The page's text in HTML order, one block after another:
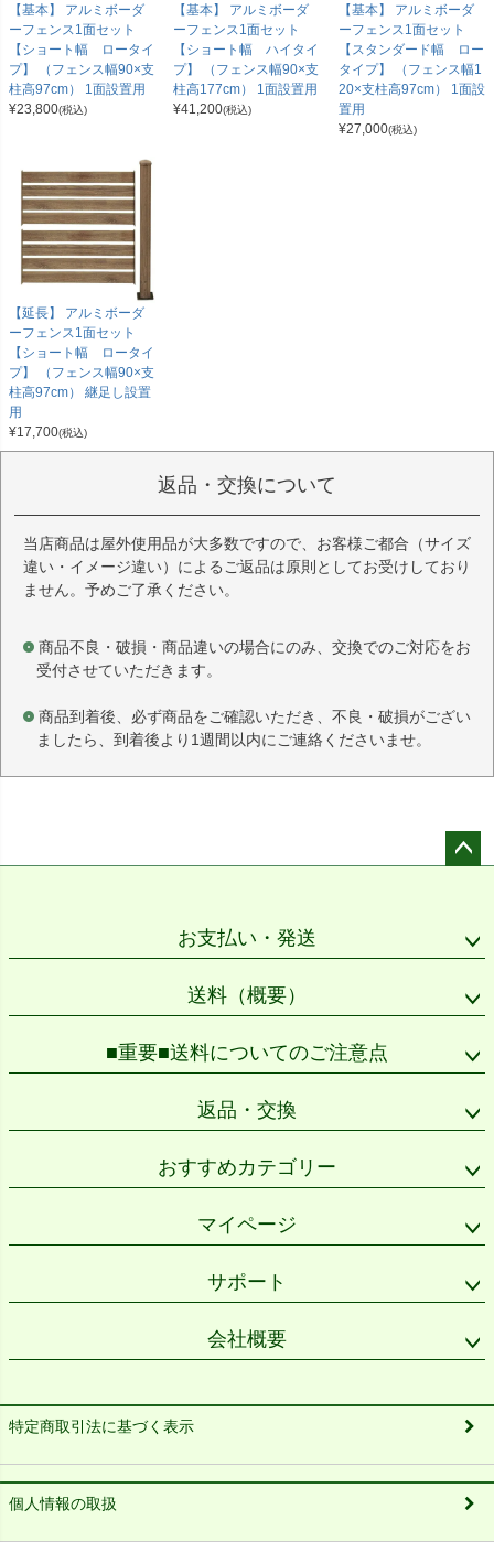
【基本】 アルミボーダ
ーフェンス1面セット
【ショート幅 ロータイ
プ】 （フェンス幅90×支
柱高97cm） 1面設置用
¥23,800(税込)
【基本】 アルミボーダ
ーフェンス1面セット
【ショート幅 ハイタイ
プ】 （フェンス幅90×支
柱高177cm） 1面設置用
¥41,200(税込)
【基本】 アルミボーダ
ーフェンス1面セット
【スタンダード幅 ロー
タイプ】 （フェンス幅1
20×支柱高97cm） 1面設
置用
¥27,000(税込)
【延長】 アルミボーダ
ーフェンス1面セット
【ショート幅 ロータイ
プ】 （フェンス幅90×支
柱高97cm） 継足し設置
用
¥17,700(税込)
返品・交換について
当店商品は屋外使用品が大多数ですので、お客様ご都合（サイズ
違い・イメージ違い）によるご返品は原則としてお受けしており
ません。予めご了承ください。
商品不良・破損・商品違いの場合にのみ、交換でのご対応をお
受付させていただきます。
商品到着後、必ず商品をご確認いただき、不良・破損がござい
ましたら、到着後より1週間以内にご連絡くださいませ。
お支払い・発送
送料（概要）
■重要■送料についてのご注意点
返品・交換
おすすめカテゴリー
マイページ
サポート
会社概要
特定商取引法に基づく表示
個人情報の取扱